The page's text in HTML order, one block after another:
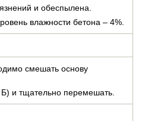
и обеспылена.
влажности бетона – 4%.
смешать основу
и тщательно перемешать.